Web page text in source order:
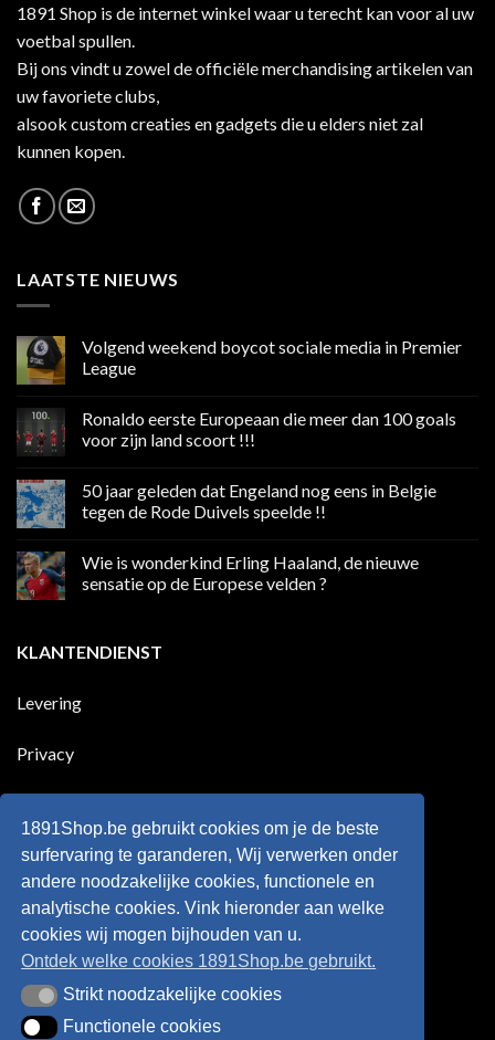
1891 Shop is de internet winkel waar u terecht kan voor al uw
voetbal spullen.
Bij ons vindt u zowel de officiële merchandising artikelen van
uw favoriete clubs,
alsook custom creaties en gadgets die u elders niet zal
kunnen kopen.
LAATSTE NIEUWS
Volgend weekend boycot sociale media in Premier
League
op
weekend
media
in
Premier
Ronaldo eerste Europeaan die meer dan 100 goals
voor zijn land scoort !!!
op
Ronaldo
eerste
meer
100
land
scoort
50 jaar geleden dat Engeland nog eens in Belgie
tegen de Rode Duivels speelde !!
op
jaar
nog
eens
tegen
Wie is wonderkind Erling Haaland, de nieuwe
sensatie op de Europese velden ?
Wie
is
Haaland,
Europese
KLANTENDIENST
Levering
Privacy
Retourneren
Algemene voorwaarden
1891Shop.be gebruikt cookies om je de beste
surfervaring te garanderen, Wij verwerken onder
andere noodzakelijke cookies, functionele en
analytische cookies. Vink hieronder aan welke
cookies wij mogen bijhouden van u.
Ontdek welke cookies 1891Shop.be gebruikt.
Strikt noodzakelijke cookies
Strikt noodzakelijke cookies
Functionele cookies
Functionele cookies